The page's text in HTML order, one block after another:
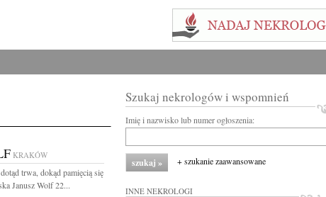
KRAKÓW
trwa, dokąd pamięcią się
Janusz Wolf 22...
Szukaj nekrologów i wspomnień
Imię i nazwisko lub numer ogłoszenia:
+ szukanie zaawansowane
INNE NEKROLOGI